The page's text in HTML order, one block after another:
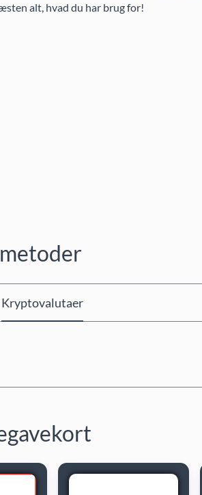
alt, hvad du har brug for!
Kryptovalutaer